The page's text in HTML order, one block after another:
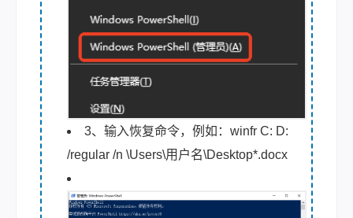
3、输入恢复命令，例如：winfr C: D:
/regular /n \Users\用户名\Desktop*.docx